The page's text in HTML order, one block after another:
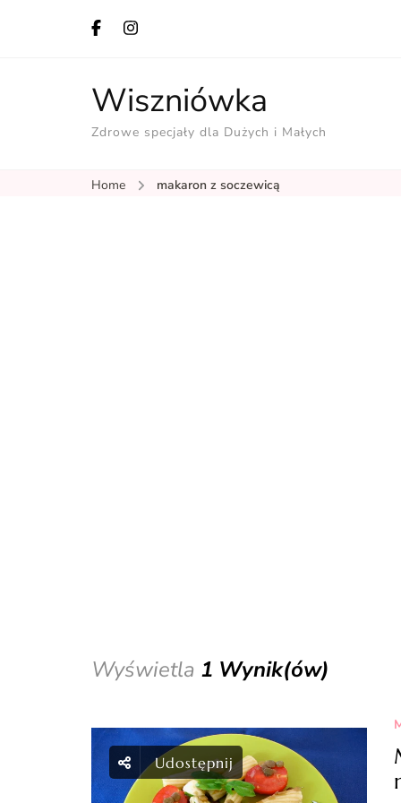
Wiszniówka
Zdrowe specjały dla Dużych i Małych
Home makaron z soczewicą
Wyświetla 1 Wynik(ów)
Udostępnij